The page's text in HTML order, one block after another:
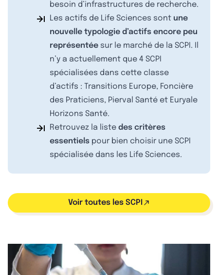
besoin d’infrastructures de recherche.
Les actifs de Life Sciences sont une
nouvelle typologie d’actifs encore peu
représentée sur le marché de la SCPI. Il
n’y a actuellement que 4 SCPI
spécialisées dans cette classe
d’actifs : Transitions Europe, Foncière
des Praticiens, Pierval Santé et Euryale
Horizons Santé.
Retrouvez la liste des critères
essentiels pour bien choisir une SCPI
spécialisée dans les Life Sciences.
Voir toutes les SCPI